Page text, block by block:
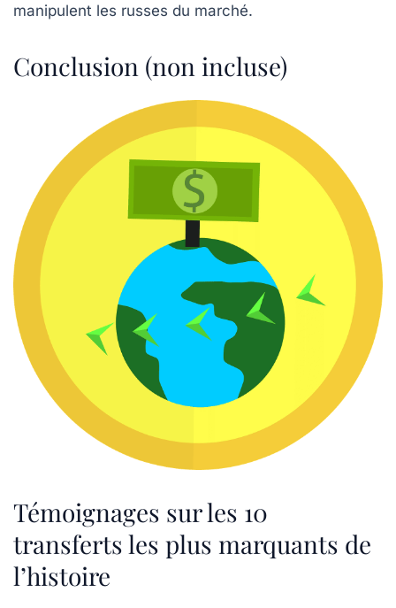
manipulent les russes du marché.
Conclusion (non incluse)
Témoignages sur les 10
transferts les plus marquants de
l’histoire